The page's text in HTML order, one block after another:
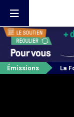
Émissions La